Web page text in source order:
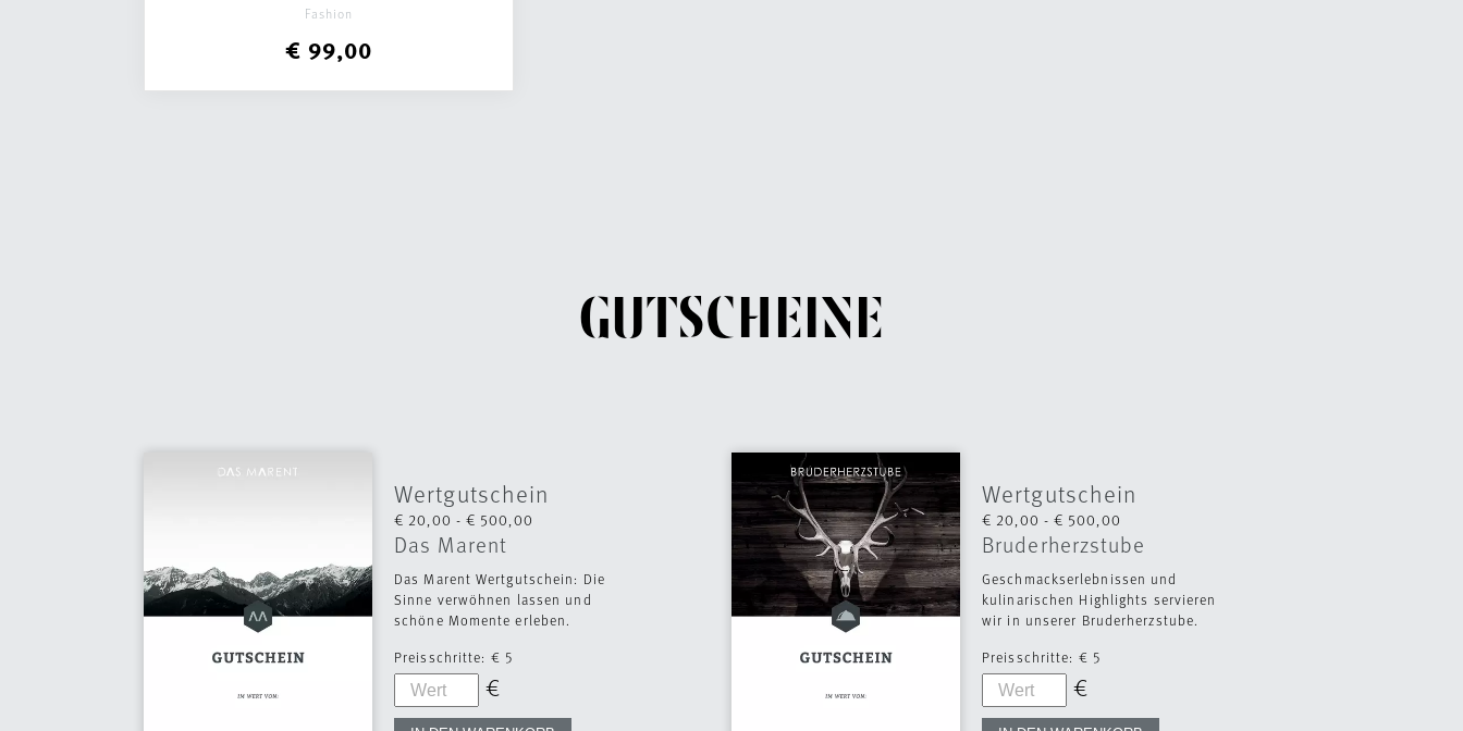
Fashion
€ 99,00
GUTSCHEINE
Wertgutschein
€ 20,00 - € 500,00
Das Marent
Das Marent Wertgutschein: Die
Sinne verwöhnen lassen und
schöne Momente erleben.
Preisschritte: € 5
Wertgutschein
€ 20,00 - € 500,00
Bruderherzstube
Geschmackserlebnissen und
kulinarischen Highlights servieren
wir in unserer Bruderherzstube.
Preisschritte: € 5